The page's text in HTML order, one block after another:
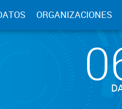
ORGANIZACIONES